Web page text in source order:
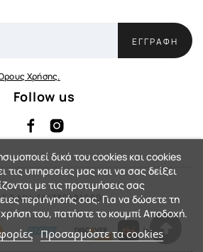
ΕΓΓΡΑΦΉ
Χρήσης.
Follow us
Γ.Ε.ΜΗ: 144735401000
δικά του cookies και cookies
τις υπηρεσίες μας και να σας δείξει
με τις προτιμήσεις σας
περιήγησής σας. Για να δώσετε τη
του, πατήστε το κουμπί Αποδοχή.
Προσαρμόστε τα cookies